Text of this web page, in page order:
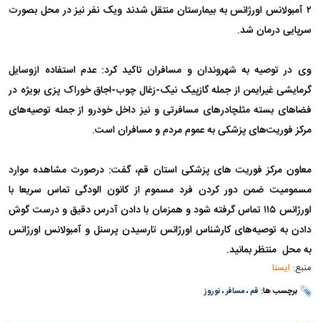
۲ آمبولانس اورژانس به بیمارستان منتقل شدند ویک نفر نیز در محل بصورت
سرپایی درمان شد.
وی در توصیه به شهروندان و مسافران تاکید کرد: عدم استفاده ازوسایل
گرمایشی غیرایمن از جمله گازپیک نیک-زغال چوب-اجاق خوراک پزی بویژه در
فضاهای بسته ‌مثلچادرهای مسافرتی و نیز داخل خودرو از جمله توصیه‌های
مرکز فوریت‌های پزشکی به عموم مردم و مسافران است.
معاون مرکز فوریت های پزشکی استان قم، گفت: درصورت مشاهده موارد
مسمومیت ضمن دور کردن فرد مسموم از کانون الودگی تماس سریعا با
اورژانس ۱۱۵ تماس گرفته شود و همزمان با دادن آدرس دقیق و درست ‌گوش
دادن به توصیه‌های کارشناس اورژانس تارسیدن پرسنل و آمبولانس اورژانس
به محل منتظر بمانید.
منبع: ایسنا
برچسب ها: قم،مسافر،نوروز